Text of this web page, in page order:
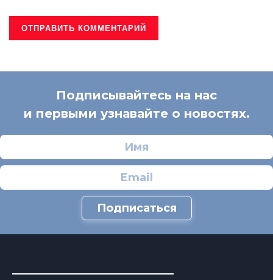
Подписывайтесь на нас
и первыми узнавайте о новостях.
Подписаться